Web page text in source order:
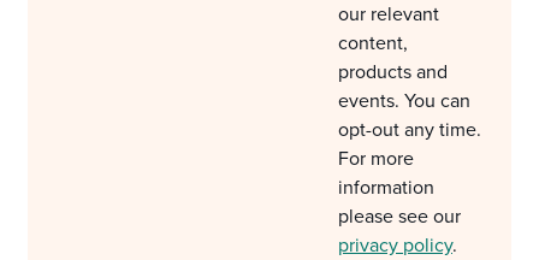
our relevant
content,
products and
events. You can
opt-out any time.
For more
information
please see our
privacy policy.